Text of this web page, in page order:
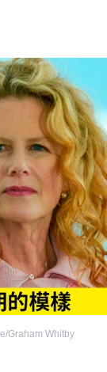
Graham Whitby